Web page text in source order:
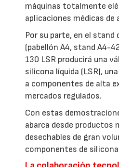
máquinas totalmente
aplicaciones médicas de
Por su parte, en el stand
(pabellón A4, stand A4-
130 LSR producirá una
silicona líquida (LSR),
a componentes de alta
mercados regulados.
Con estas
abarca desde productos
desechables de gran
componentes de